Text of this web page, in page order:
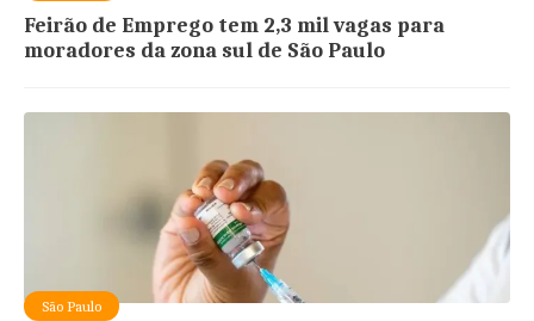
Feirão de Emprego tem 2,3 mil vagas para
moradores da zona sul de São Paulo
São Paulo